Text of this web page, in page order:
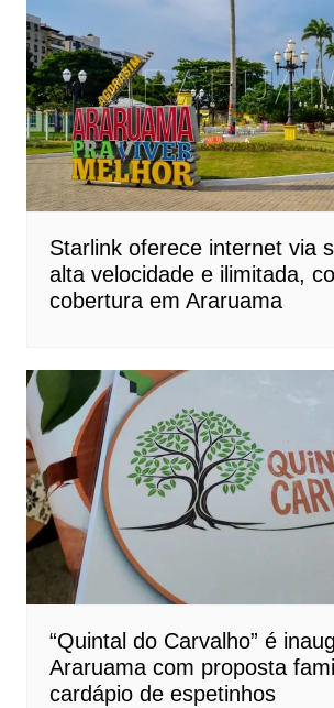
Starlink oferece internet via
alta velocidade e ilimitada,
cobertura em Araruama
“Quintal do Carvalho” é
Araruama com proposta
cardápio de espetinhos